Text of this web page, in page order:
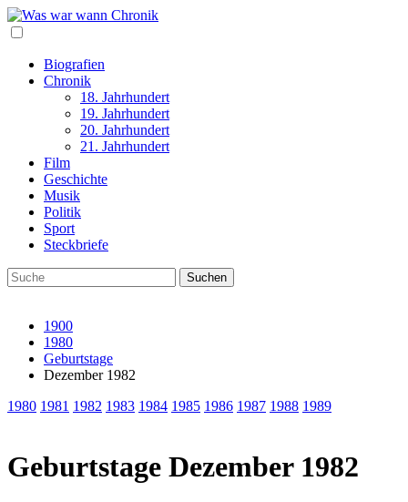
Biografien
Chronik
18. Jahrhundert
19. Jahrhundert
20. Jahrhundert
21. Jahrhundert
Film
Geschichte
Musik
Politik
Sport
Steckbriefe
1900
1980
Geburtstage
Dezember 1982
1980 1981 1982 1983 1984 1985 1986 1987 1988 1989
Geburtstage Dezember 1982